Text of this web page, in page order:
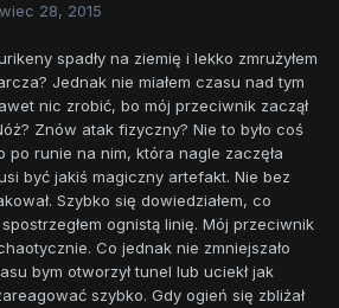
28, 2015
spadły na ziemię i lekko zmrużyłem
Jednak nie miałem czasu nad tym
nic zrobić, bo mój przeciwnik zaczął
Znów atak fizyczny? Nie to było coś
po runie na nim, która nagle zaczęła
być jakiś magiczny artefakt. Nie bez
Szybko się dowiedziałem, co
ognistą linię. Mój przeciwnik
Co jednak nie zmniejszało
bym otworzył tunel lub uciekł jak
szybko. Gdy ogień się zbliżał